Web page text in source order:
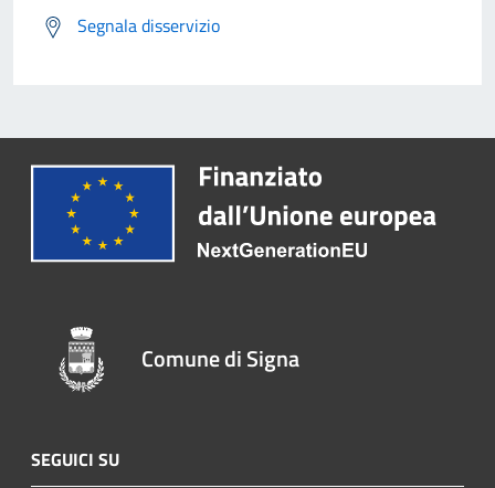
Segnala disservizio
Comune di Signa
SEGUICI SU